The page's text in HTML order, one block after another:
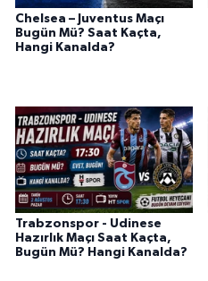
Chelsea – Juventus Maçı
Bugün Mü? Saat Kaçta,
Hangi Kanalda?
Trabzonspor - Udinese
Hazırlık Maçı Saat Kaçta,
Bugün Mü? Hangi Kanalda?